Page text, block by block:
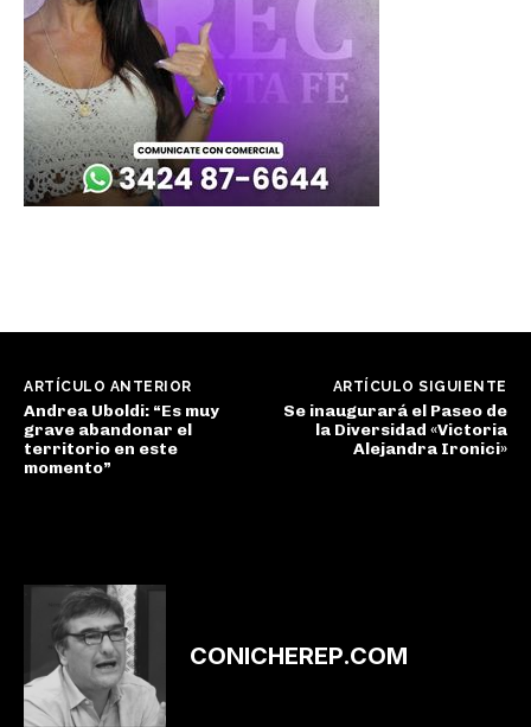
ARTÍCULO ANTERIOR
Andrea Uboldi: “Es muy
grave abandonar el
territorio en este
momento”
ARTÍCULO SIGUIENTE
Se inaugurará el Paseo de
la Diversidad «Victoria
Alejandra Ironici»
CONICHEREP.COM